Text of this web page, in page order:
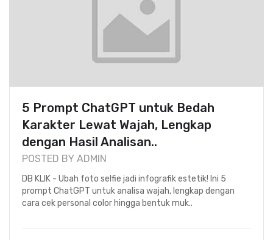
5 Prompt ChatGPT untuk Bedah
Karakter Lewat Wajah, Lengkap
dengan Hasil Analisan..
POSTED BY ADMIN
DB KLIK - Ubah foto selfie jadi infografik estetik! Ini 5
prompt ChatGPT untuk analisa wajah, lengkap dengan
cara cek personal color hingga bentuk muk..